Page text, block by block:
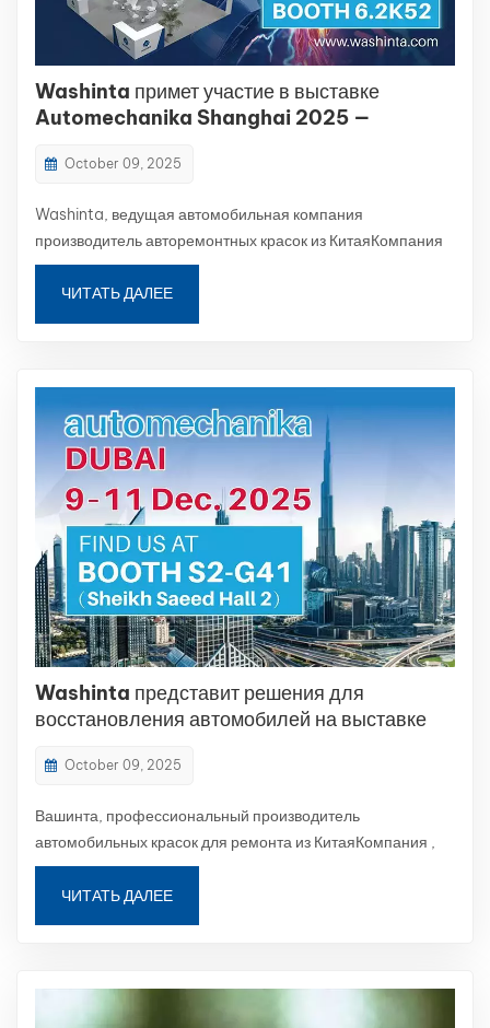
Washinta примет участие в выставке
Automechanika Shanghai 2025 —
October 09, 2025
Washinta, ведущая автомобильная компания
производитель авторемонтных красок из КитаяКомпания
Automechanika Shanghai 2025 с гордостью объявляет о
своём участии в выставке Automechanika Shanghai 2025,
самой влиятельной автомобильной выставке в Азии.
ЧИТАТЬ ДАЛЕЕ
Washinta представит решения для
восстановления автомобилей на выставке
October 09, 2025
Вашинта, профессиональный производитель
автомобильных красок для ремонта из КитаяКомпания ,
рада объявить о своем участии в выставке
Automechanika Dubai 2025, крупнейшей на Ближнем
Востоке международной выставке автозапчастей.
ЧИТАТЬ ДАЛЕЕ